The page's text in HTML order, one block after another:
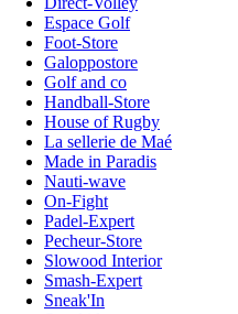
Espace Golf
Foot-Store
Galoppostore
Golf and co
Handball-Store
House of Rugby
La sellerie de Maé
Made in Paradis
Nauti-wave
On-Fight
Padel-Expert
Pecheur-Store
Slowood Interior
Smash-Expert
Sneak'In